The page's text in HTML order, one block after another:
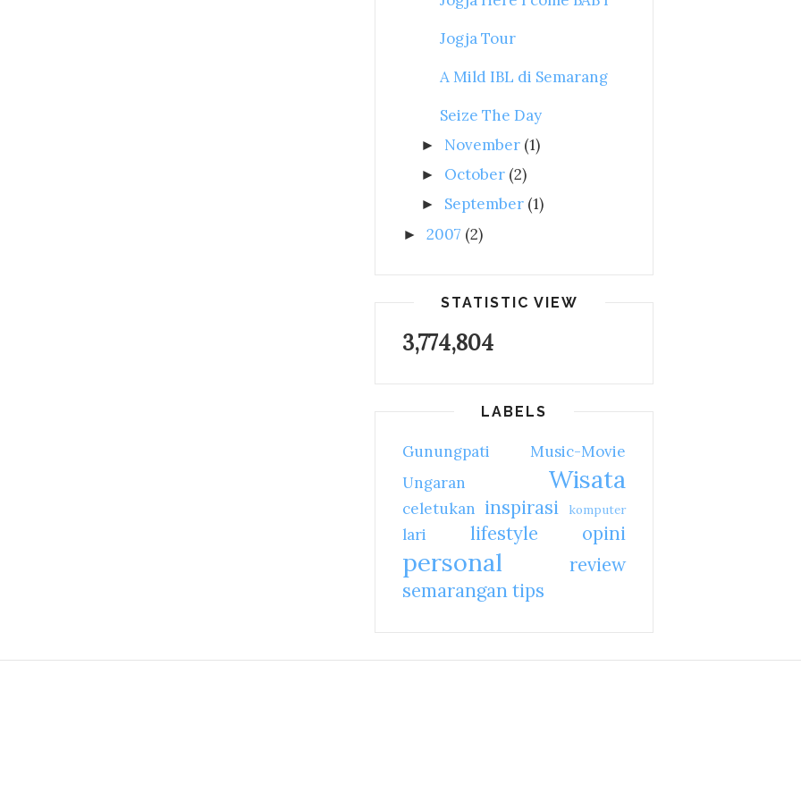
Jogja Tour
A Mild IBL di Semarang
Seize The Day
► November (1)
► October (2)
► September (1)
► 2007 (2)
STATISTIC VIEW
3,774,804
LABELS
Gunungpati
Music-Movie
Ungaran
Wisata
celetukan inspirasi komputer
lari lifestyle opini
personal
review
semarangantips